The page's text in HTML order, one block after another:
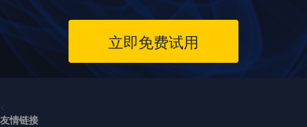
立即免费试用
<
友情链接